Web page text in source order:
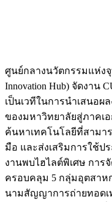
ศูนย์กลางนวัตกรรมแห่ง
Innovation Hub) จัดงาน
เป็นเวทีในการนำเสนอผ
ของมหาวิทยาลัยสู่ภาคเ
ค้นหาเทคโนโลยีที่สามา
มือ และส่งเสริมการใช้
งานพบไฮไลต์พิเศษ การ
ครอบคลุม 5 กลุ่มอุตสาห
นามสัญญาการถ่ายทอด